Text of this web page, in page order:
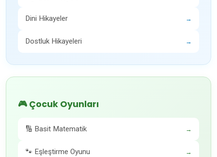
Dini Hikayeler →
Dostluk Hikayeleri →
🎮 Çocuk Oyunları
🔢 Basit Matematik →
🐾 Eşleştirme Oyunu →